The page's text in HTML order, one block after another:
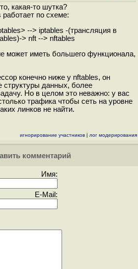
какая-то шутка?
по схеме:
--> iptables -(трансляция в
> nft --> nftables
может иметь большего функционала,
конечно ниже у nftables, он
структуры данных, более
Но в целом это неважно: у вас
трафика чтобы сеть на уровне
линков не найти.
игнорирование участников | лог модерирования
комментарий
Имя:
E-Mail: